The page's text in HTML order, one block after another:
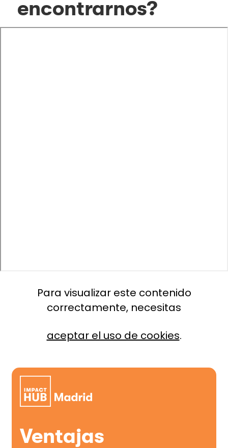
encontrarnos?
Para visualizar este contenido
correctamente, necesitas
aceptar el uso de cookies.
Ventajas